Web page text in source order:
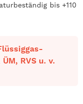
bis +110
RVS u. v.